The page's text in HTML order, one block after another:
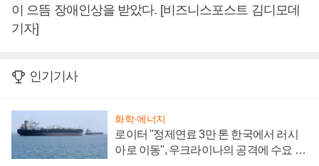
이 으뜸 장애인상을 받았다. [비즈니스포스트 김디모데
기자]
인기기사
화학·에너지
로이터 "정제연료 3만 톤 한국에서 러시
아로 이동", 우크라이나의 공격에 수요 늘